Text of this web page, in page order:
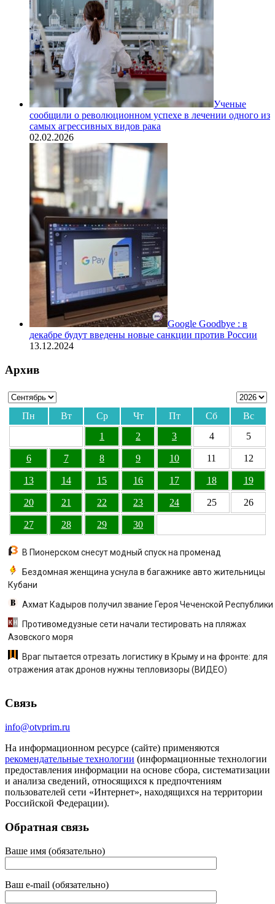
Ученые
сообщили о революционном успехе в лечении одного из
самых агрессивных видов рака
02.02.2026
Google Goodbye : в
декабре будут введены новые санкции против России
13.12.2024
Архив
Пн Вт Ср Чт Пт Сб
Вс
1
2 3 4 5
6 7 8 9 10 11 12
13 14 15 16 17 18 19
20 21 22 23 24 25 26
27 28 29 30
В Пионерском снесут модный спуск на променад
Бездомная женщина уснула в багажнике авто жительницы
Кубани
Ахмат Кадыров получил звание Героя Чеченской Республики
Противомедузные сети начали тестировать на пляжах
Азовского моря
Враг пытается отрезать логистику в Крыму и на фронте: для
отражения атак дронов нужны тепловизоры (ВИДЕО)
Связь
info@otvprim.ru
На информационном ресурсе (сайте) применяются
рекомендательные технологии (информационные технологии
предоставления информации на основе сбора, систематизации
и анализа сведений, относящихся к предпочтениям
пользователей сети «Интернет», находящихся на территории
Российской Федерации).
Обратная связь
Ваше имя (обязательно)
Ваш e-mail (обязательно)